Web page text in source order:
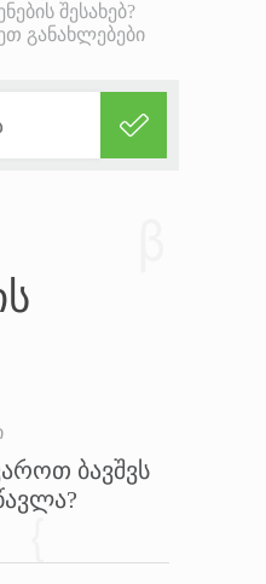
შესახებ?
განახლებები
ბავშვს